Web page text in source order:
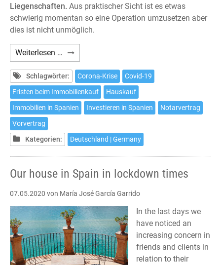
Liegenschaften. Aus praktischer Sicht ist es etwas
schwierig momentan so eine Operation umzusetzen aber
dies ist nicht unmöglich.
Weiterlesen … Ist
es
möglich
in
Spanien
während
Notstandes
ein
Haus
zu
kaufen?
Schlagwörter: Corona-Krise
Covid-19
Fristen beim Immobilienkauf
Hauskauf
Immobilien in Spanien
Investieren in Spanien
Notarvertrag
Vorvertrag
Kategorien:
Deutschland | Germany
Our house in Spain in lockdown times
07.05.2020 von María José García Garrido
In the last days we
have noticed an
increasing concern in
friends and clients in
relation to their